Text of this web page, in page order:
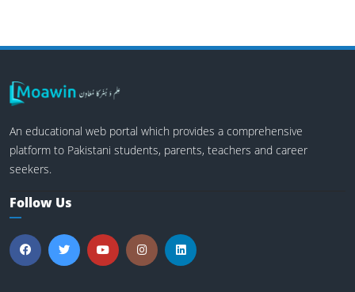
An educational web portal which provides a comprehensive
platform to Pakistani students, parents, teachers and career
seekers.
Follow Us